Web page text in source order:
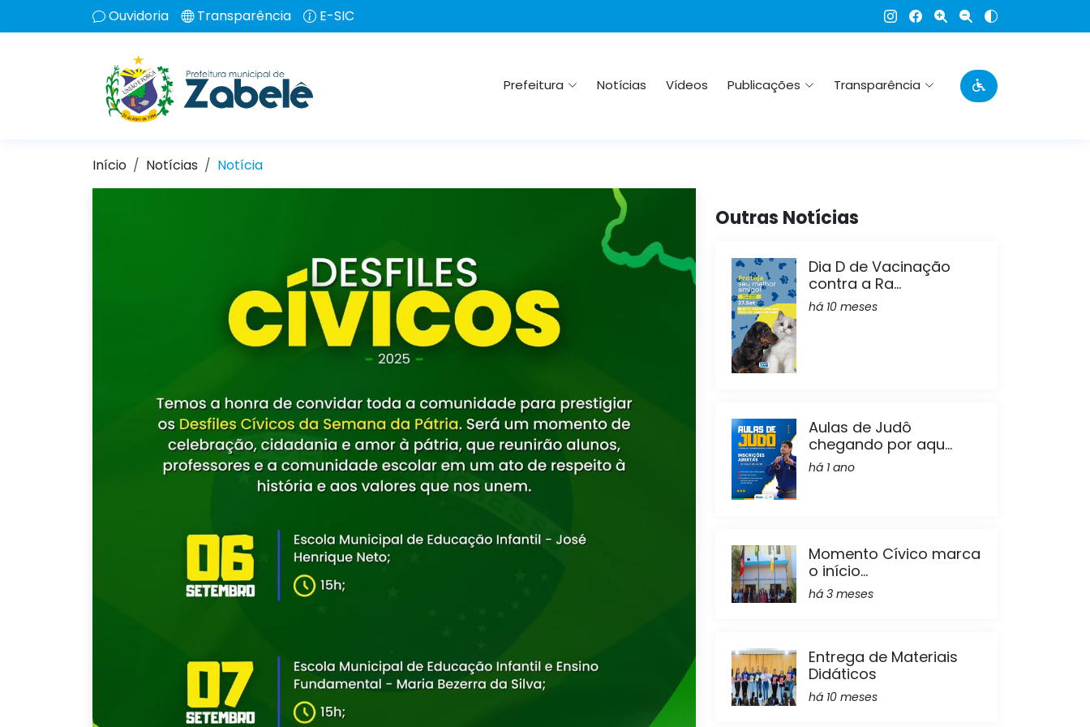
Ouvidoria Transparência E-SIC
Prefeitura Notícias Vídeos Publicações Transparência
Início Notícias Notícia
Outras Notícias
Dia D de Vacinação
contra a Ra...
há 10 meses
Aulas de Judô
chegando por aqu...
há 1 ano
Momento Cívico marca
o início...
há 3 meses
Entrega de Materiais
Didáticos
há 10 meses